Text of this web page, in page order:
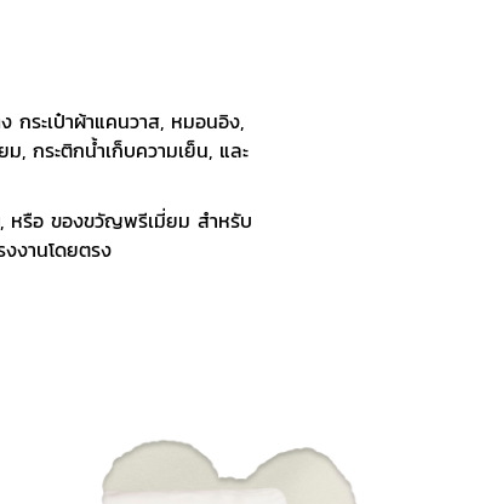
ระเป๋าผ้าแคนวาส, หมอนอิง,
กระติกน้ำเก็บความเย็น, และ
หรือ ของขวัญพรีเมี่ยม สำหรับ
งานโดยตรง